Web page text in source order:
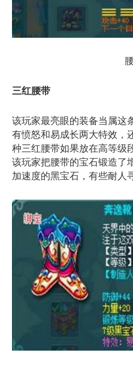
三红腰带
该玩家最亮眼的装备当属这
有愤怒和易成长两大特效，
种三红腰带如果放在高等级
该玩家把腰带的宝石锻造了
加速度的黑宝石，有些耐人